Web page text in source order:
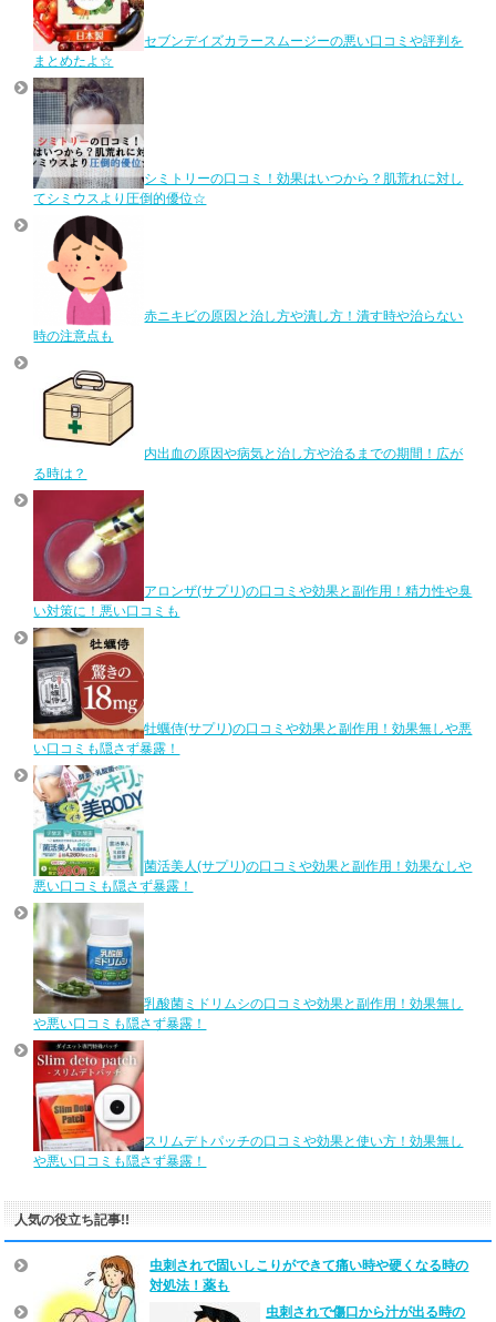
セブンデイズカラースムージーの悪い口コミや評判を
まとめたよ☆
シミトリーの口コミ！効果はいつから？肌荒れに対し
てシミウスより圧倒的優位☆
赤ニキビの原因と治し方や潰し方！潰す時や治らない
時の注意点も
内出血の原因や病気と治し方や治るまでの期間！広が
る時は？
アロンザ(サプリ)の口コミや効果と副作用！精力性や臭
い対策に！悪い口コミも
牡蠣侍(サプリ)の口コミや効果と副作用！効果無しや悪
い口コミも隠さず暴露！
菌活美人(サプリ)の口コミや効果と副作用！効果なしや
悪い口コミも隠さず暴露！
乳酸菌ミドリムシの口コミや効果と副作用！効果無し
や悪い口コミも隠さず暴露！
スリムデトパッチの口コミや効果と使い方！効果無し
や悪い口コミも隠さず暴露！
人気の役立ち記事!!
虫刺されで固いしこりができて痛い時や硬くなる時の
対処法！薬も
虫刺されで傷口から汁が出る時の